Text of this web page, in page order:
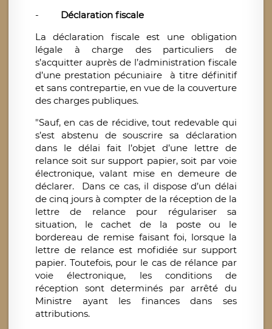
- Déclaration fiscale
La déclaration fiscale est une obligation
légale à charge des particuliers de
s’acquitter auprès de l’administration fiscale
d’une prestation pécuniaire à titre définitif
et sans contrepartie, en vue de la couverture
des charges publiques.
"Sauf, en cas de récidive, tout redevable qui
s’est abstenu de souscrire sa déclaration
dans le délai fait l’objet d’une lettre de
relance soit sur support papier, soit par voie
électronique, valant mise en demeure de
déclarer. Dans ce cas, il dispose d’un délai
de cinq jours à compter de la réception de la
lettre de relance pour régulariser sa
situation, le cachet de la poste ou le
bordereau de remise faisant foi, lorsque la
lettre de relance est mofidiée sur support
papier. Toutefois, pour le cas de rélance par
voie électronique, les conditions de
réception sont determinés par arrêté du
Ministre ayant les finances dans ses
attributions.